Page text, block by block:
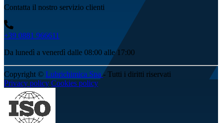
Contatta il nostro servizio clienti
+39 0881 966611
Da lunedì a venerdì dalle 08:00 alle 17:00
Copyright © Lubrichimica Spa- Tutti i diritti riservati
Privacy policy Cookies policy